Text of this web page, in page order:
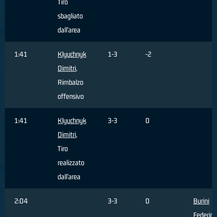
sbagliato
dall'area
1:41
Klyuchnyk
Dimitri,
Rimbalzo
offensivo
1-3 -2
1:41
Klyuchnyk
Dimitri,
Tiro
realizzato
dall'area
3-3 0
2:04 3-3 0
Burini
Federico